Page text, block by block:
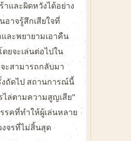
าและผิดหวังได้อย่าง
อาจรู้สึกเสียใจที่
ละพยายามเอาคืน
ดยจะเล่นต่อไปใน
ะสามารถกลับมา
ถัดไป สถานการณ์นี้
ไล่ตามความสูญเสีย”
รคที่ทำให้ผู้เล่นหลาย
จรที่ไม่สิ้นสุด